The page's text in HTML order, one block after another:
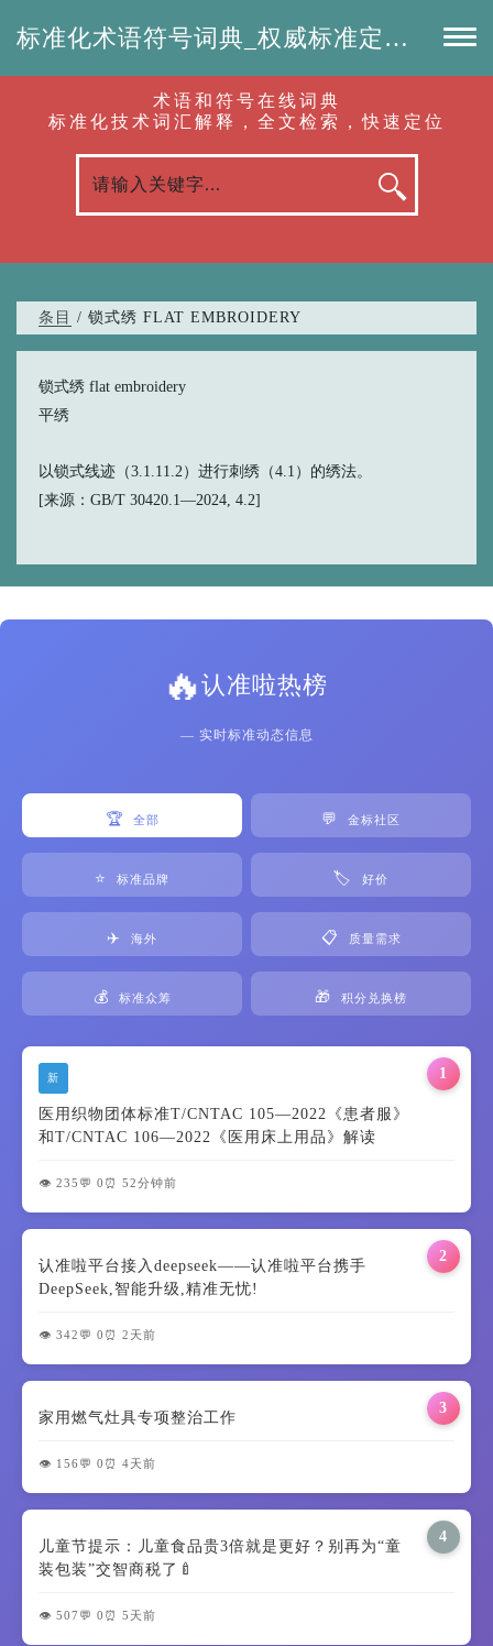
标准化术语符号词典_权威标准定义_专业词汇查询-认准啦（RenZhunLa.com）
术语和符号在线词典
标准化技术词汇解释，全文检索，快速定位
条目 / 锁式绣 FLAT EMBROIDERY
锁式绣 flat embroidery
平绣
以锁式线迹（3.1.11.2）进行刺绣（4.1）的绣法。
[来源：GB/T 30420.1—2024, 4.2]
🔥认准啦热榜
— 实时标准动态信息
🏆 全部 💬 金标社区
⭐ 标准品牌 🏷️ 好价
✈️ 海外 📋 质量需求
💰 标准众筹 🎁 积分兑换榜
1
新
医用织物团体标准T/CNTAC 105—2022《患者服》
和T/CNTAC 106—2022《医用床上用品》解读
👁️ 235 💬 0 ⏰ 52分钟前
2
认准啦平台接入deepseek——认准啦平台携手
DeepSeek,智能升级,精准无忧!
👁️ 342 💬 0 ⏰ 2天前
3
家用燃气灶具专项整治工作
👁️ 156 💬 0 ⏰ 4天前
4
儿童节提示：儿童食品贵3倍就是更好？别再为“童
装包装”交智商税了🍼
👁️ 507 💬 0 ⏰ 5天前